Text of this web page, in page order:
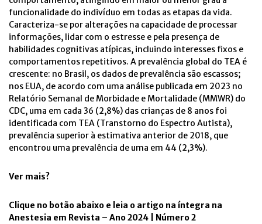
funcionalidade do indivíduo em todas as etapas da vida.
Caracteriza-se por alterações na capacidade de processar
informações, lidar com o estresse e pela presença de
habilidades cognitivas atípicas, incluindo interesses fixos e
comportamentos repetitivos. A prevalência global do TEA é
crescente: no Brasil, os dados de prevalência são escassos;
nos EUA, de acordo com uma análise publicada em 2023 no
Relatório Semanal de Morbidade e Mortalidade (MMWR) do
CDC, uma em cada 36 (2,8%) das crianças de 8 anos foi
identificada com TEA (Transtorno do Espectro Autista),
prevalência superior à estimativa anterior de 2018, que
encontrou uma prevalência de uma em 44 (2,3%).
Ver mais?
Clique no botão abaixo e leia o artigo na íntegra na
Anestesia em Revista – Ano 2024 | Número 2